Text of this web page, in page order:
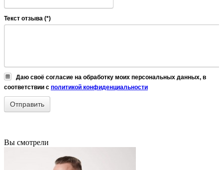
Текст отзыва (*)
Даю своё согласие на обработку моих персональных данных, в
соответствии с политикой конфиденциальности
Вы смотрели